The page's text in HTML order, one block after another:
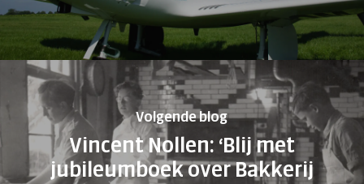
Ga Naar Winkel
Volgende blog
Vincent Nollen: ‘Blij met
jubileumboek over Bakkerij